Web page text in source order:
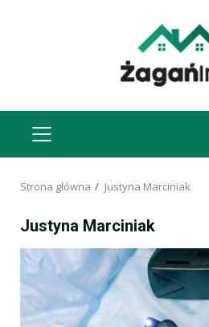
MENU
GŁÓWNE
Strona główna Justyna Marciniak
Justyna Marciniak